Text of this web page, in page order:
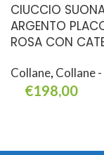
CIUCCIO
ARGENTO
ROSA CON
Collane, Collane
€198,00